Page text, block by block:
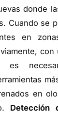
donde
Cuando se
en
con
es
en
Detección